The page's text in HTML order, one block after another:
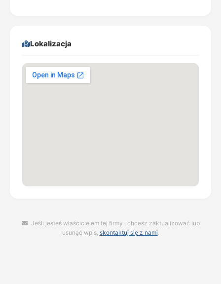
Lokalizacja
Jeśli jesteś właścicielem tej firmy i chcesz zaktualizować lub
usunąć wpis, skontaktuj się z nami.